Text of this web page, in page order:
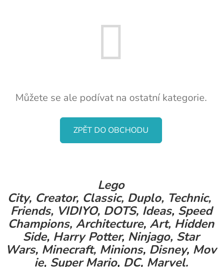
Můžete se ale podívat na ostatní kategorie.
ZPĚT DO OBCHODU
Lego
City, Creator, Classic, Duplo, Technic,
Friends, VIDIYO, DOTS, Ideas, Speed
Champions, Architecture, Art, Hidden
Side, Harry Potter, Ninjago, Star
Wars, Minecraft, Minions, Disney, Mov
ie, Super Mario, DC,Marvel.